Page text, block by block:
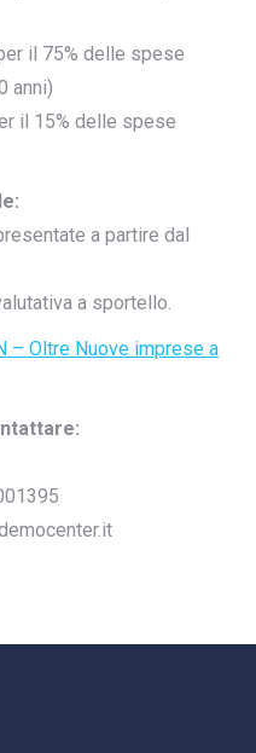
il 75% delle spese
anni)
il 15% delle spese
a partire dal
a sportello.
– Oltre Nuove imprese a